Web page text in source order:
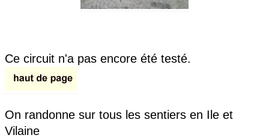
Ce circuit n'a pas encore été testé.
On randonne sur tous les sentiers en Ile et
Vilaine